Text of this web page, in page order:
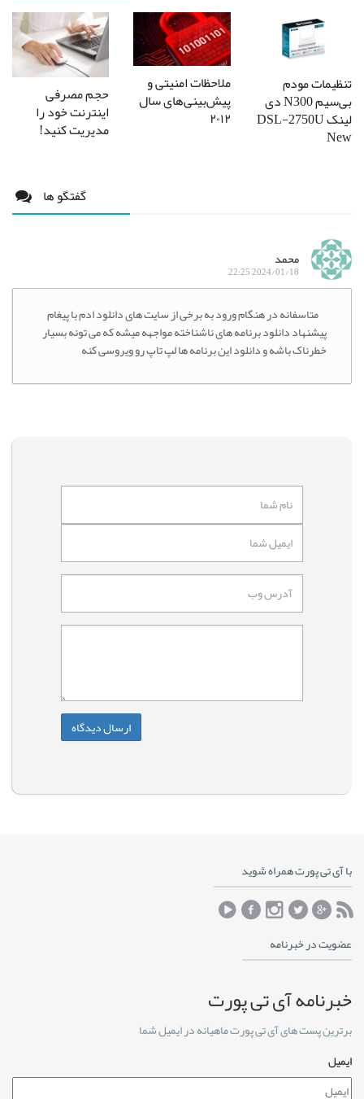
تنظیمات مودم
بی‌سیم N300 دی
لینک DSL-2750U
New
ملاحظات امنیتی و
پیش‌بینی‌های سال
۲۰۱۲
حجم مصرفی
اینترنت خود را
مدیریت کنید!
گفتگو ها
محمد
2024/01/18 22:25
متاسفانه در هنگام ورود به برخی از سایت های دانلود ادم با پیغام
پیشنهاد دانلود برنامه های ناشناخته مواجهه میشه که می تونه بسیار
خطرناک باشه و دانلود این برنامه ها لپ تاپ رو ویروسی کنه
با آی تی پورت همراه شوید
عضویت در خبرنامه
خبرنامه آی تی پورت
برترین پست های آی تی پورت ماهیانه در ایمیل شما
ایمیل